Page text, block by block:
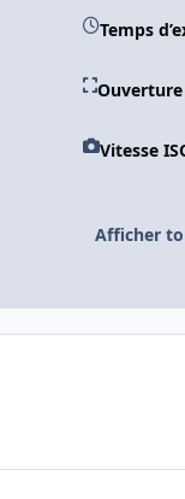
Temps
Ouverture
Vitesse
Afficher